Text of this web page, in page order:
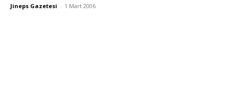
Jineps Gazetesi - 1 Mart 2006